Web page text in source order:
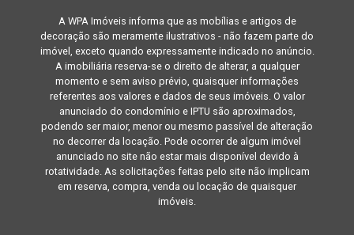
A WPA Imóveis informa que as mobílias e artigos de
decoração são meramente ilustrativos - não fazem parte do
imóvel, exceto quando expressamente indicado no anúncio.
A imobiliária reserva-se o direito de alterar, a qualquer
momento e sem aviso prévio, quaisquer informações
referentes aos valores e dados de seus imóveis. O valor
anunciado do condomínio e IPTU são aproximados,
podendo ser maior, menor ou mesmo passível de alteração
no decorrer da locação. Pode ocorrer de algum imóvel
anunciado no site não estar mais disponível devido à
rotatividade. As solicitações feitas pelo site não implicam
em reserva, compra, venda ou locação de quaisquer
imóveis.